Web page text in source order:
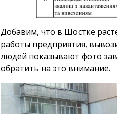
Добавим, что в Шостке
работы предприятия,
людей показывают фото
обратить на это внимание.